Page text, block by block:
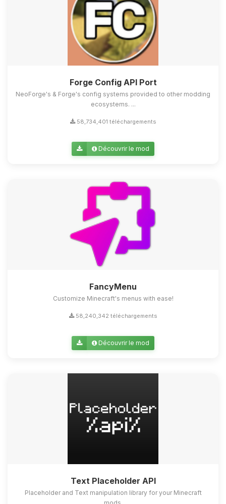
Forge Config API Port
NeoForge's & Forge's config systems provided to other modding
ecosystems. ...
58,734,401 téléchargements
Découvrir le mod
FancyMenu
Customize Minecraft's menus with ease!
58,240,342 téléchargements
Découvrir le mod
Text Placeholder API
Placeholder and Text manipulation library for your Minecraft